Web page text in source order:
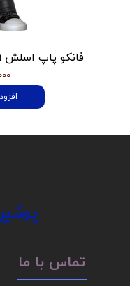
فانکو پاپ اسلش Guns 'N Roses - Slash (51)
تماس با ما